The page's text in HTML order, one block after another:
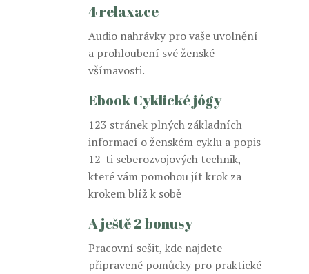
4 relaxace
Audio nahrávky pro vaše uvolnění
a prohloubení své ženské
všímavosti.
Ebook Cyklické jógy
123 stránek plných základních
informací o ženském cyklu a popis
12-ti seberozvojových technik,
které vám pomohou jít krok za
krokem blíž k sobě
A ještě 2 bonusy
Pracovní sešit, kde najdete
připravené pomůcky pro praktické